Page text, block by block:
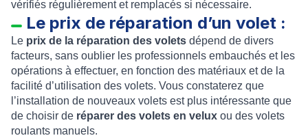
vérifiés régulièrement et remplacés si nécessaire.
Le prix de réparation d’un volet :
Le prix de la réparation des volets dépend de divers
facteurs, sans oublier les professionnels embauchés et les
opérations à effectuer, en fonction des matériaux et de la
facilité d’utilisation des volets. Vous constaterez que
l’installation de nouveaux volets est plus intéressante que
de choisir de réparer des volets en velux ou des volets
roulants manuels.